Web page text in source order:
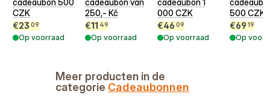
cadeaubon 500
CZK
€23 09
Op voorraad
cadeaubon van
250,- Kč
€11 49
Op voorraad
cadeaubon 1
000 CZK
€46 09
Op voorraad
500 CZK
€69 19
Op
Meer producten in de
categorie Cadeaubonnen